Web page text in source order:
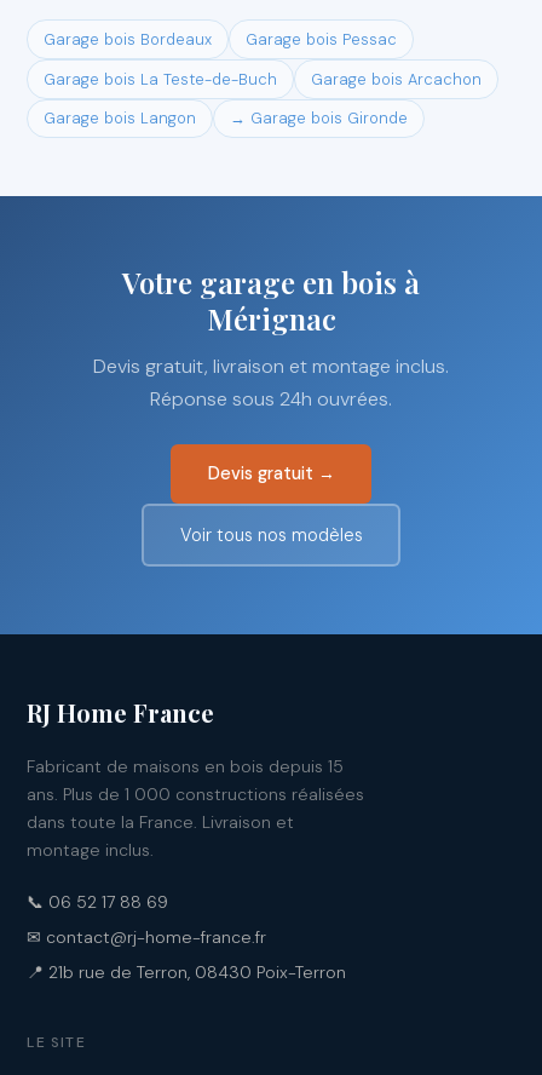
Garage bois Bordeaux
Garage bois Pessac
Garage bois La Teste-de-Buch
Garage bois Arcachon
Garage bois Langon
→ Garage bois Gironde
Votre garage en bois à
Mérignac
Devis gratuit, livraison et montage inclus.
Réponse sous 24h ouvrées.
Devis gratuit →
Voir tous nos modèles
RJ Home France
Fabricant de maisons en bois depuis 15
ans. Plus de 1 000 constructions réalisées
dans toute la France. Livraison et
montage inclus.
📞 06 52 17 88 69
✉ contact@rj-home-france.fr
📍 21b rue de Terron, 08430 Poix-Terron
LE SITE